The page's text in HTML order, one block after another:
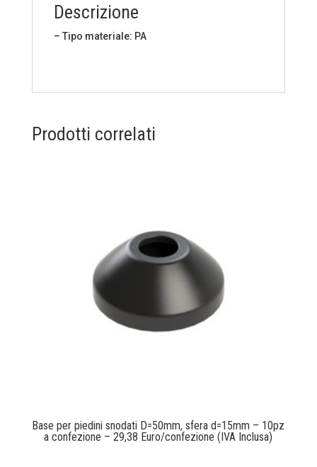
Descrizione
– Tipo materiale: PA
Prodotti correlati
Base per piedini snodati D=50mm, sfera d=15mm – 10pz
a confezione – 29,38 Euro/confezione (IVA Inclusa)